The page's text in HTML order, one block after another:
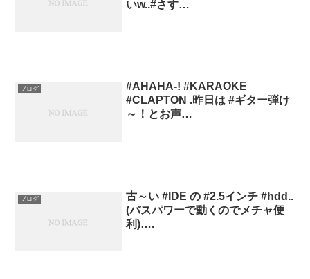
いw..#さす…
ブログ
#AHAHA-! #KARAOKE
#CLAPTON .昨日は #ギター弾け
～！とお声…
ブログ
古～い #IDE の #2.5インチ #hdd..
(バスパワーで動くのでメチャ便
利)….